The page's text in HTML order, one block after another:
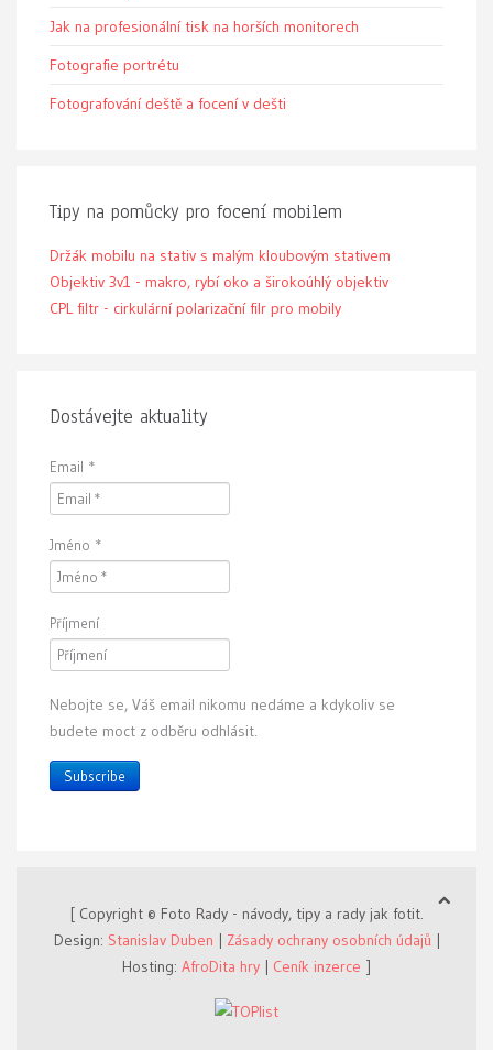
Jak na profesionální tisk na horších monitorech
Fotografie portrétu
Fotografování deště a focení v dešti
Tipy na pomůcky pro focení mobilem
Držák mobilu na stativ s malým kloubovým stativem
Objektiv 3v1 - makro, rybí oko a širokoúhlý objektiv
CPL filtr - cirkulární polarizační filr pro mobily
Dostávejte aktuality
Email *
Jméno *
Příjmení
Nebojte se, Váš email nikomu nedáme a kdykoliv se
budete moct z odběru odhlásit.
Subscribe
[ Copyright © Foto Rady - návody, tipy a rady jak fotit.
Design: Stanislav Duben Zásady ochrany osobních údajů|
Hosting: AfroDita hry Ceník inzerce ]